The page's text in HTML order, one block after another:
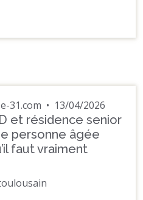
31.com • 13/04/2026
et résidence senior
personne âgée
faut vraiment